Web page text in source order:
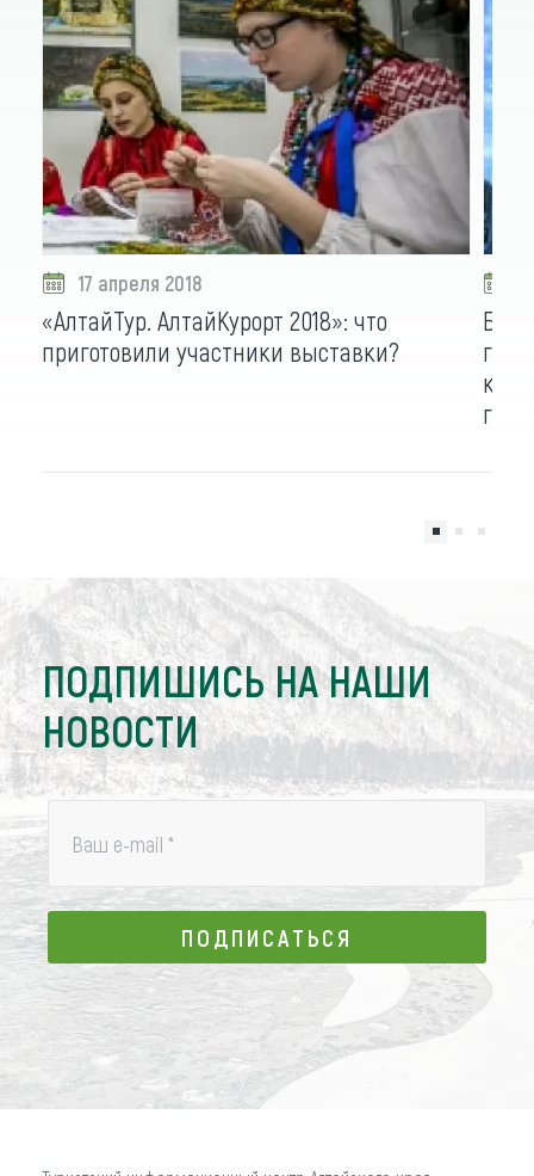
17 апреля 2018
«АлтайТур. АлтайКурорт 2018»: что
приготовили участники выставки?
ПОДПИШИСЬ НА НАШИ
НОВОСТИ
Ваш e-mail *
ПОДПИСАТЬСЯ
ПОДПИСАТЬСЯ